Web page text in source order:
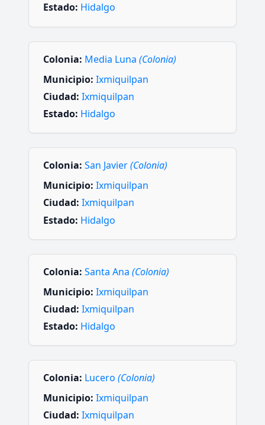
Estado: Hidalgo
Colonia: Media Luna (Colonia)
Municipio: Ixmiquilpan
Ciudad: Ixmiquilpan
Estado: Hidalgo
Colonia: San Javier(Colonia)
Municipio: Ixmiquilpan
Ciudad: Ixmiquilpan
Estado: Hidalgo
Colonia: Santa Ana (Colonia)
Municipio: Ixmiquilpan
Ciudad: Ixmiquilpan
Estado: Hidalgo
Colonia: Lucero (Colonia)
Municipio: Ixmiquilpan
Ciudad: Ixmiquilpan